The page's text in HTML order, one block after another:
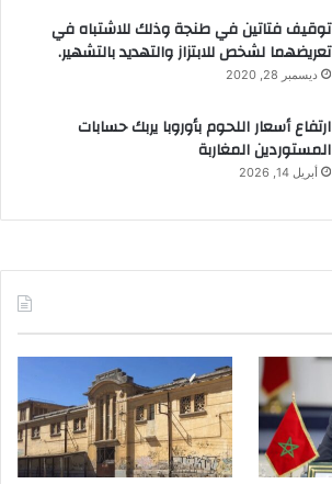
توقيف فتاتين في طنجة وذلك للاشتباه في
تعريضهما لشخص للابتزاز والتهديد بالتشهير.
ديسمبر 28, 2020
ارتفاع أسعار اللحوم بأوروبا يربك حسابات
المستوردين المغاربة
أبريل 14, 2026